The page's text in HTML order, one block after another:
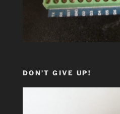
DON’T GIVE UP!